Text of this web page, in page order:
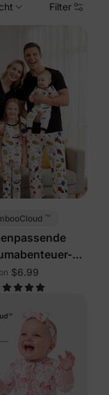
Filter
™
$6.99